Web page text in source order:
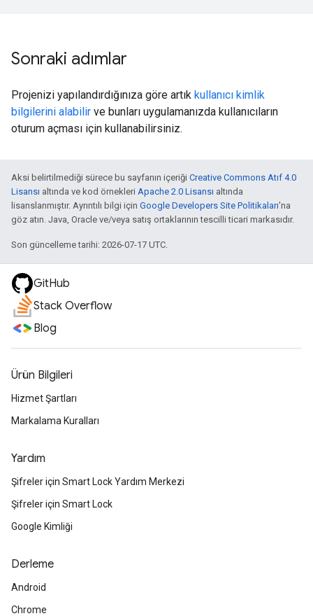
Sonraki adımlar
Projenizi yapılandırdığınıza göre artık kullanıcı kimlik
bilgilerini alabilir ve bunları uygulamanızda kullanıcıların
oturum açması için kullanabilirsiniz.
Aksi belirtilmediği sürece bu sayfanın içeriği Creative Commons Atıf 4.0
Lisansı altında ve kod örnekleri Apache 2.0 Lisansı altında
lisanslanmıştır. Ayrıntılı bilgi için Google Developers Site Politikaları'na
göz atın. Java, Oracle ve/veya satış ortaklarının tescilli ticari markasıdır.
Son güncelleme tarihi: 2026-07-17 UTC.
GitHub
Stack Overflow
Blog
Ürün Bilgileri
Hizmet Şartları
Markalama Kuralları
Yardım
Şifreler için Smart Lock Yardım Merkezi
Şifreler için Smart Lock
Google Kimliği
Derleme
Android
Chrome